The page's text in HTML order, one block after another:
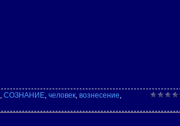
, СОЗНАНИЕ, человек, вознесение,